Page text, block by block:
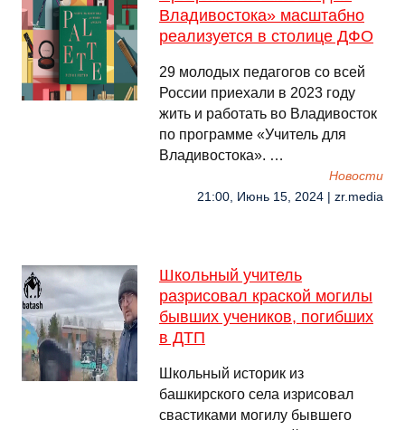
Владивостока» масштабно
реализуется в столице ДФО
29 молодых педагогов со всей
России приехали в 2023 году
жить и работать во Владивосток
по программе «Учитель для
Владивостока». …
Новости
21:00, Июнь 15, 2024 | zr.media
Школьный учитель
разрисовал краской могилы
бывших учеников, погибших
в ДТП
Школьный историк из
башкирского села изрисовал
свастиками могилу бывшего